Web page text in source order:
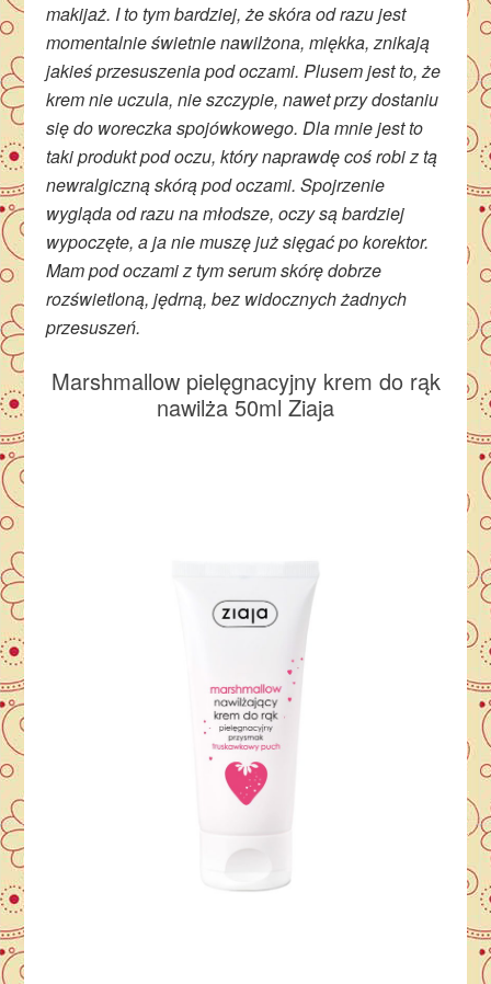
makijaż. I to tym bardziej, że skóra od razu jest
momentalnie świetnie nawilżona, miękka, znikają
jakieś przesuszenia pod oczami. Plusem jest to, że
krem nie uczula, nie szczypie, nawet przy dostaniu
się do woreczka spojówkowego. Dla mnie jest to
taki produkt pod oczu, który naprawdę coś robi z tą
newralgiczną skórą pod oczami. Spojrzenie
wygląda od razu na młodsze, oczy są bardziej
wypoczęte, a ja nie muszę już sięgać po korektor.
Mam pod oczami z tym serum skórę dobrze
rozświetloną, jędrną, bez widocznych żadnych
przesuszeń.
Marshmallow pielęgnacyjny krem do rąk
nawilża 50ml Ziaja